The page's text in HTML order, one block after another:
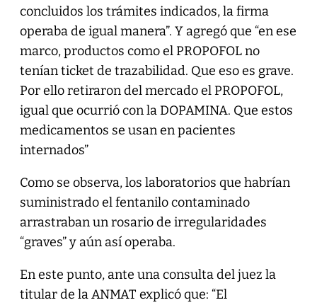
concluidos los trámites indicados, la firma
operaba de igual manera”. Y agregó que “en ese
marco, productos como el PROPOFOL no
tenían ticket de trazabilidad. Que eso es grave.
Por ello retiraron del mercado el PROPOFOL,
igual que ocurrió con la DOPAMINA. Que estos
medicamentos se usan en pacientes
internados”
Como se observa, los laboratorios que habrían
suministrado el fentanilo contaminado
arrastraban un rosario de irregularidades
“graves” y aún así operaba.
En este punto, ante una consulta del juez la
titular de la ANMAT explicó que: “El